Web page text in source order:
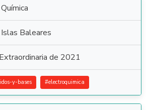
Química
Islas Baleares
Extraordinaria de 2021
y-bases #electroquimica